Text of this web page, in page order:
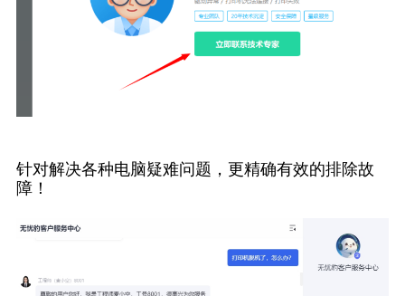
针对解决各种电脑疑难问题，更精确有效的排除故
障！